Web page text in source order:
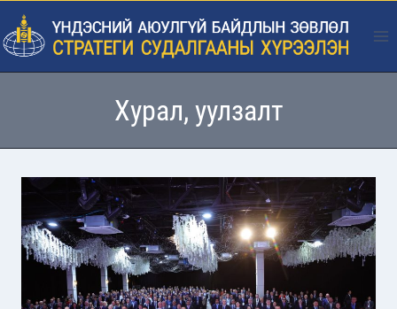
Skip
to
content
Хурал, уулзалт